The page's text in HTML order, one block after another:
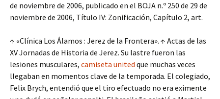
de noviembre de 2006, publicado en el BOJA n.º 250 de 29 de
noviembre de 2006, Título IV: Zonificación, Capítulo 2, art.
↑ «Clínica Los Álamos : Jerez de la Frontera». ↑ Actas de las
XV Jornadas de Historia de Jerez. Su lastre fueron las
lesiones musculares, camiseta united que muchas veces
llegaban en momentos clave de la temporada. El colegiado,
Felix Brych, entendió que el tiro efectuado no era eximente